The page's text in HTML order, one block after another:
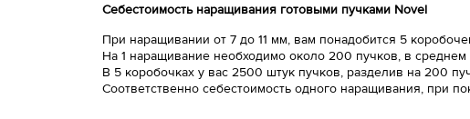
Себестоимость наращивания готовыми пучками Novel
При наращивании от 7 до 11 мм, вам понадобится 5
На 1 наращивание необходимо около 200 пучков, в среднем
В 5 коробочках у вас 2500 штук пучков, разделив на 200
Соответственно себестоимость одного наращивания, при